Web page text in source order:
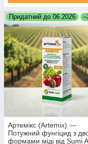
Придатний до 06.2026
Артемікс (Artemix) —
Потужний фунгіцид з
формами міді від Sumi